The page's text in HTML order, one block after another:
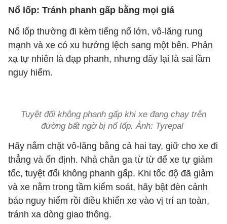
Nổ lốp: Tránh phanh gấp bằng mọi giá
Nổ lốp thường đi kèm tiếng nổ lớn, vô-lăng rung
mạnh và xe có xu hướng lệch sang một bên. Phản
xạ tự nhiên là đạp phanh, nhưng đây lại là sai lầm
nguy hiểm.
Tuyệt đối không phanh gấp khi xe đang chạy trên
đường bất ngờ bị nổ lốp. Ảnh: Tyrepal
Hãy nắm chặt vô-lăng bằng cả hai tay, giữ cho xe đi
thẳng và ổn định. Nhả chân ga từ từ để xe tự giảm
tốc, tuyệt đối không phanh gấp. Khi tốc độ đã giảm
và xe nằm trong tầm kiểm soát, hãy bật đèn cảnh
báo nguy hiểm rồi điều khiển xe vào vị trí an toàn,
tránh xa dòng giao thông.